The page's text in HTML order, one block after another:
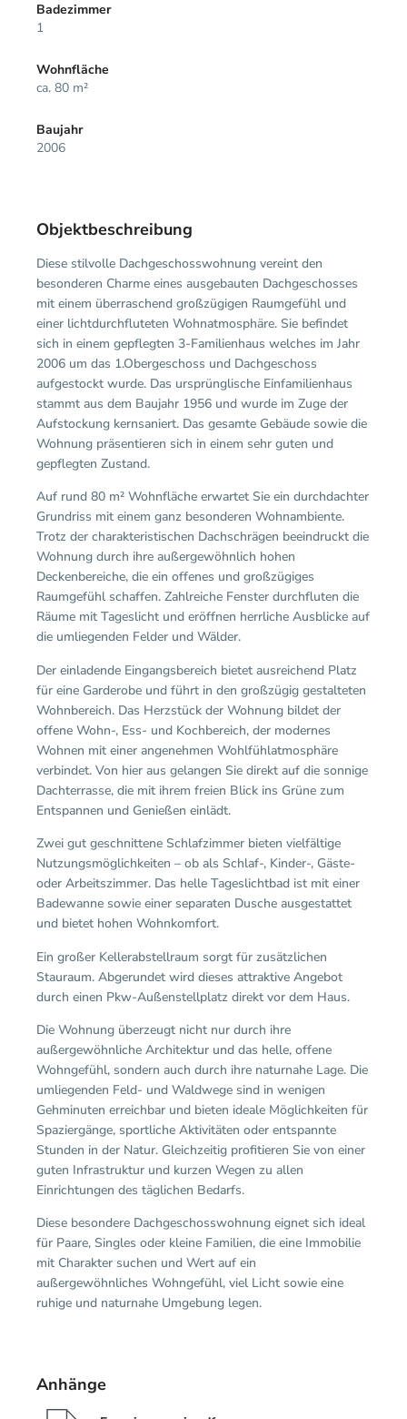
Badezimmer
1
Wohnfläche
ca. 80 m²
Baujahr
2006
Objektbeschreibung
Diese stilvolle Dachgeschosswohnung vereint den
besonderen Charme eines ausgebauten Dachgeschosses
mit einem überraschend großzügigen Raumgefühl und
einer lichtdurchfluteten Wohnatmosphäre. Sie befindet
sich in einem gepflegten 3-Familienhaus welches im Jahr
2006 um das 1.Obergeschoss und Dachgeschoss
aufgestockt wurde. Das ursprünglische Einfamilienhaus
stammt aus dem Baujahr 1956 und wurde im Zuge der
Aufstockung kernsaniert. Das gesamte Gebäude sowie die
Wohnung präsentieren sich in einem sehr guten und
gepflegten Zustand.
Auf rund 80 m² Wohnfläche erwartet Sie ein durchdachter
Grundriss mit einem ganz besonderen Wohnambiente.
Trotz der charakteristischen Dachschrägen beeindruckt die
Wohnung durch ihre außergewöhnlich hohen
Deckenbereiche, die ein offenes und großzügiges
Raumgefühl schaffen. Zahlreiche Fenster durchfluten die
Räume mit Tageslicht und eröffnen herrliche Ausblicke auf
die umliegenden Felder und Wälder.
Der einladende Eingangsbereich bietet ausreichend Platz
für eine Garderobe und führt in den großzügig gestalteten
Wohnbereich. Das Herzstück der Wohnung bildet der
offene Wohn-, Ess- und Kochbereich, der modernes
Wohnen mit einer angenehmen Wohlfühlatmosphäre
verbindet. Von hier aus gelangen Sie direkt auf die sonnige
Dachterrasse, die mit ihrem freien Blick ins Grüne zum
Entspannen und Genießen einlädt.
Zwei gut geschnittene Schlafzimmer bieten vielfältige
Nutzungsmöglichkeiten – ob als Schlaf-, Kinder-, Gäste-
oder Arbeitszimmer. Das helle Tageslichtbad ist mit einer
Badewanne sowie einer separaten Dusche ausgestattet
und bietet hohen Wohnkomfort.
Ein großer Kellerabstellraum sorgt für zusätzlichen
Stauraum. Abgerundet wird dieses attraktive Angebot
durch einen Pkw-Außenstellplatz direkt vor dem Haus.
Die Wohnung überzeugt nicht nur durch ihre
außergewöhnliche Architektur und das helle, offene
Wohngefühl, sondern auch durch ihre naturnahe Lage. Die
umliegenden Feld- und Waldwege sind in wenigen
Gehminuten erreichbar und bieten ideale Möglichkeiten für
Spaziergänge, sportliche Aktivitäten oder entspannte
Stunden in der Natur. Gleichzeitig profitieren Sie von einer
guten Infrastruktur und kurzen Wegen zu allen
Einrichtungen des täglichen Bedarfs.
Diese besondere Dachgeschosswohnung eignet sich ideal
für Paare, Singles oder kleine Familien, die eine Immobilie
mit Charakter suchen und Wert auf ein
außergewöhnliches Wohngefühl, viel Licht sowie eine
ruhige und naturnahe Umgebung legen.
Anhänge